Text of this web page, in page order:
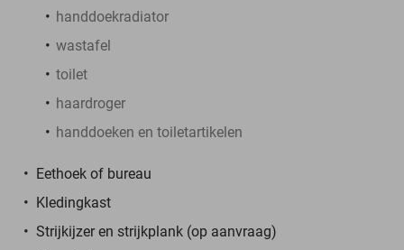
handdoekradiator
wastafel
toilet
haardroger
handdoeken en toiletartikelen
Eethoek of bureau
Kledingkast
Strijkijzer en strijkplank (op aanvraag)